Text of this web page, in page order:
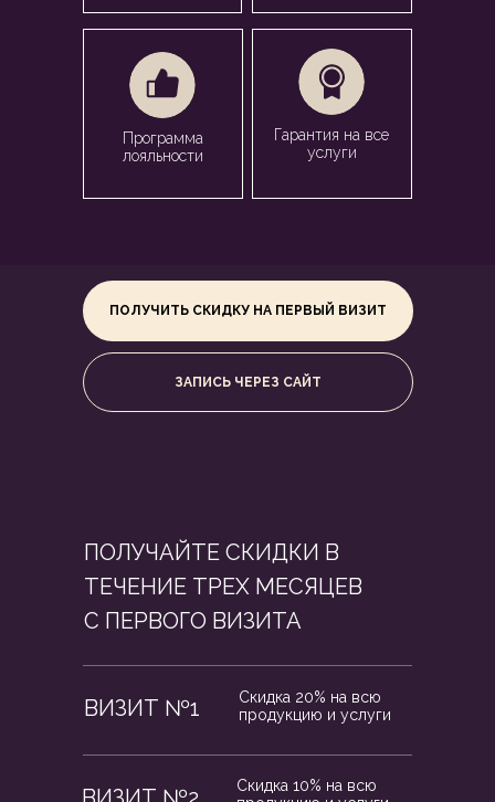
Гарантия на все
услуги
Программа
лояльности
ПОЛУЧИТЬ СКИДКУ НА ПЕРВЫЙ ВИЗИТ
ЗАПИСЬ ЧЕРЕЗ САЙТ
Скидка 10% на всю
ВИЗИТ №1
Скидка 20% на всю
продукцию и услуги
ПОЛУЧАЙТЕ СКИДКИ В
ТЕЧЕНИЕ ТРЕХ МЕСЯЦЕВ
С ПЕРВОГО ВИЗИТА